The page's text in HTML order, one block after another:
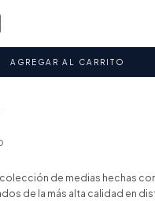
colección de medias hechas
de la más alta calidad en